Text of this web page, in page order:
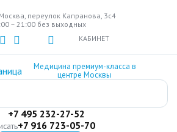
к
основному
содержанию
переулок Капранова, 3с4
– 21:00 без выходных
КАБИНЕТ
Медицина премиум-класса в
центре Москвы
+7 495 232-27-52
+7 916 723-05-70